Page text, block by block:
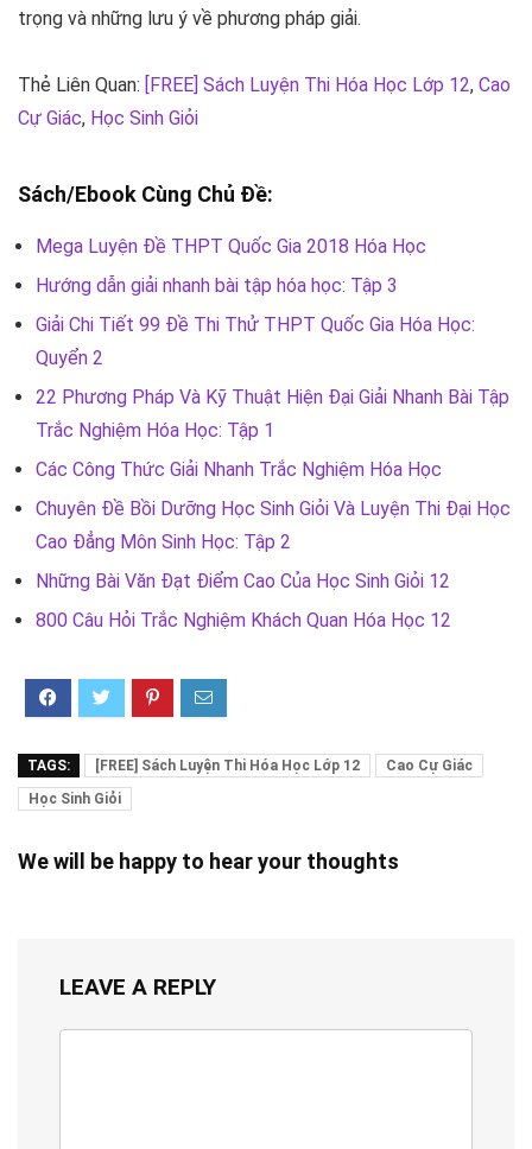
trọng và những lưu ý về phương pháp giải.
Thẻ Liên Quan: [FREE] Sách Luyện Thi Hóa Học Lớp 12, Cao
Cự Giác, Học Sinh Giỏi
Sách/Ebook Cùng Chủ Đề:
Mega Luyện Đề THPT Quốc Gia 2018 Hóa Học
Hướng dẫn giải nhanh bài tập hóa học: Tập 3
Giải Chi Tiết 99 Đề Thi Thử THPT Quốc Gia Hóa Học:
Quyển 2
22 Phương Pháp Và Kỹ Thuật Hiện Đại Giải Nhanh Bài Tập
Trắc Nghiệm Hóa Học: Tập 1
Các Công Thức Giải Nhanh Trắc Nghiệm Hóa Học
Chuyên Đề Bồi Dưỡng Học Sinh Giỏi Và Luyện Thi Đại Học
Cao Đẳng Môn Sinh Học: Tập 2
Những Bài Văn Đạt Điểm Cao Của Học Sinh Giỏi 12
800 Câu Hỏi Trắc Nghiệm Khách Quan Hóa Học 12
TAGS: [FREE] Sách Luyện Thi Hóa Học Lớp 12
Cao Cự Giác
Học Sinh Giỏi
We will be happy to hear your thoughts
LEAVE A REPLY